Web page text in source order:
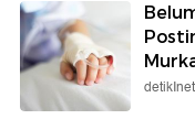
detikInet